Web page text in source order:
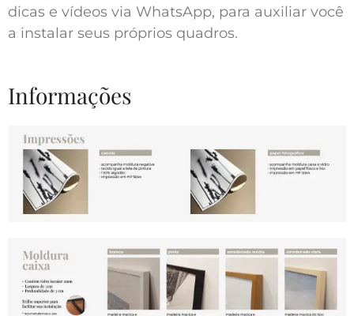
dicas e vídeos via WhatsApp, para auxiliar você
a instalar seus próprios quadros.
Informações